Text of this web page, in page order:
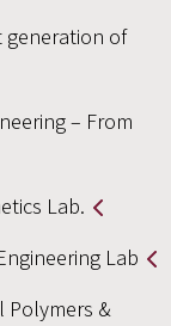
generation of
– From
Lab.
Lab
Polymers &